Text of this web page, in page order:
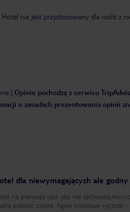
Hotel nie jest przystosowany dla osób z
| Opinie pochodzą z serwisu
o zasadach prezentowania opinii
dla niewymagających ale godny
na pierwszy rzut oka nie
pościel, czyste, fajne hotelowe